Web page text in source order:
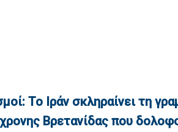
Το Ιράν σκληραίνει τη
Βρετανίδας που